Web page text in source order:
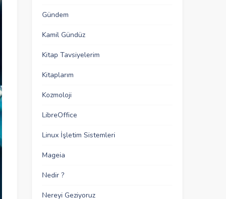
Gündem
Kamil Gündüz
Kitap Tavsiyelerim
Kitaplarım
Kozmoloji
LibreOffice
Linux İşletim Sistemleri
Mageia
Nedir ?
Nereyi Geziyoruz